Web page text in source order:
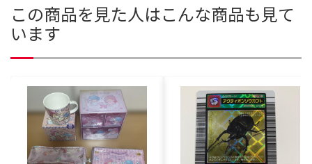
この商品を見た人はこんな商品も見て
います